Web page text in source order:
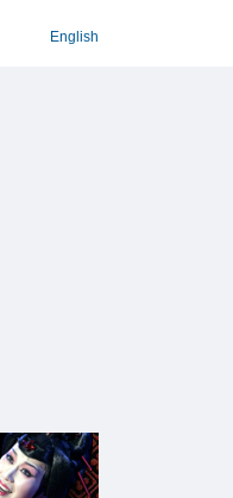
English